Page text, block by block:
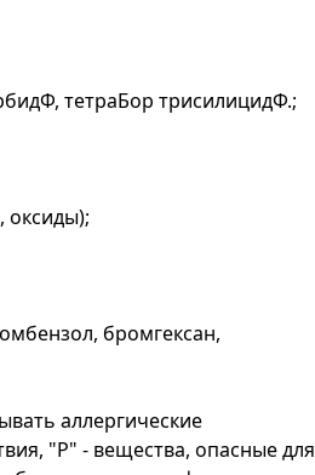
тетраБор трисилицидФ.;
оксиды);
бромгексан,
аллергические
"Р" - вещества, опасные для